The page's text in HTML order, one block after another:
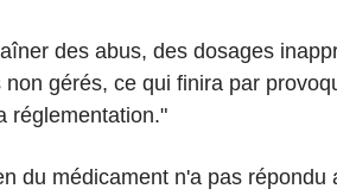
des abus, des dosages
gérés, ce qui finira par
réglementation."
du médicament n'a pas répondu